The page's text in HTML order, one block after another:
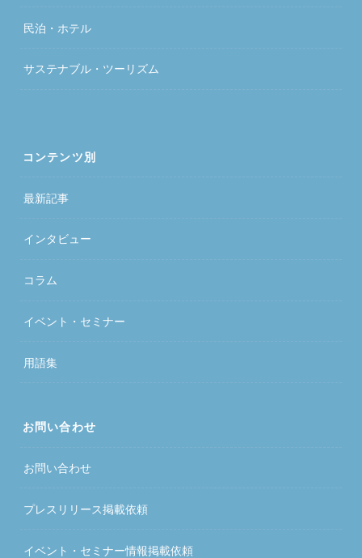
民泊・ホテル
サステナブル・ツーリズム
コンテンツ別
最新記事
インタビュー
コラム
イベント・セミナー
用語集
お問い合わせ
お問い合わせ
プレスリリース掲載依頼
イベント・セミナー情報掲載依頼